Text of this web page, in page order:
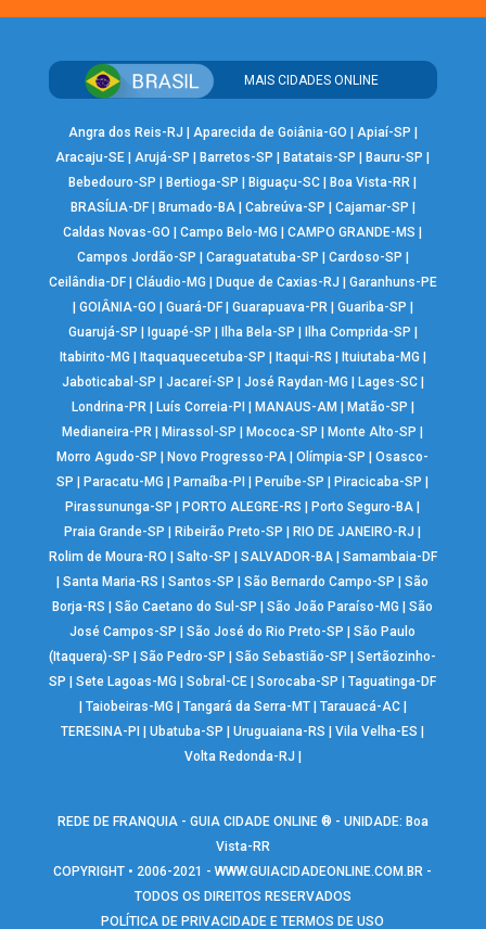
MAIS CIDADES ONLINE
Angra dos Reis-RJ Aparecida de Goiânia-GO Apiaí-SP
Aracaju-SE |Arujá-SP Barretos-SP Batatais-SP Bauru-SP
Bebedouro-SP
Bertioga-SP Biguaçu-SC Boa Vista-RR
BRASÍLIA-DF| Brumado-BA| Cabreúva-SP Cajamar-SP
Caldas Novas-GO
|Campo Belo-MG |CAMPO GRANDE-MS
Campos Jordão-SP
Caraguatatuba-SP Cardoso-SP
Ceilândia-DF| Cláudio-MG Duque de Caxias-RJ
Garanhuns-PE
GOIÂNIA-GO Guará-DF| Guarapuava-PR| Guariba-SP
Guarujá-SP
Iguapé-SP Ilha Bela-SP Ilha Comprida-SP
Itabirito-MG
Itaquaquecetuba-SP Itaqui-RS Ituiutaba-MG
Jaboticabal-SP
Jacareí-SP José Raydan-MG Lages-SC|
Londrina-PR| Luís Correia-PI MANAUS-AM Matão-SP
Medianeira-PR
Mirassol-SP Mococa-SP Monte Alto-SP
Morro Agudo-SP
Novo Progresso-PA |Olímpia-SP |Osasco-
SP
Paracatu-MG Parnaíba-PI Peruíbe-SP Piracicaba-SP
Pirassununga-SP
PORTO ALEGRE-RS Porto Seguro-BA
Praia Grande-SP
Ribeirão Preto-SP RIO DE JANEIRO-RJ
Rolim de Moura-RO
Salto-SP SALVADOR-BA| Samambaia-DF
|Santa Maria-RS |Santos-SP |São Bernardo Campo-SP |São
Borja-RS
|São Caetano do Sul-SP |São João Paraíso-MG |São
José Campos-SP
|São José do Rio Preto-SP |São Paulo
(Itaquera)-SP
|São Pedro-SP |São Sebastião-SP |Sertãozinho-
SP
|Sete Lagoas-MG |Sobral-CE |Sorocaba-SP |Taguatinga-DF
Taiobeiras-MG Tangará da Serra-MT| Tarauacá-AC|
TERESINA-PI
|Ubatuba-SP |Uruguaiana-RS |Vila Velha-ES
Volta Redonda-RJ
REDE DE FRANQUIA - GUIA CIDADE ONLINE ® - UNIDADE: Boa
Vista-RR
COPYRIGHT • 2006-2021 -WWW.GUIACIDADEONLINE.COM.BR -
TODOS OS DIREITOS RESERVADOS
POLÍTICA DE PRIVACIDADE E TERMOS DE USO